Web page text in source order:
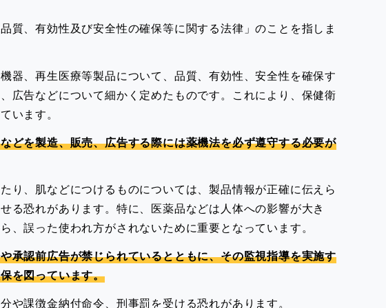
質、有効性及び安全性の確保等に関する法律」のことを指しま
器、再生医療等製品について、品質、有効性、安全性を確保す
広告などについて細かく定めたものです。これにより、保健衛
います。
どを製造、販売、広告する際には薬機法を必ず遵守する必要が
り、肌などにつけるものについては、製品情報が正確に伝えら
る恐れがあります。特に、医薬品などは人体への影響が大き
、誤った使われ方がされないために重要となっています。
承認前広告が禁じられているとともに、その監視指導を実施す
を図っています。
や課徴金納付命令、刑事罰を受ける恐れがあります。